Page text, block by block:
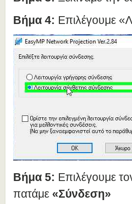
Βήμα 4: Επιλέγουμε
Βήμα 5: Επιλέγουμε
πατάμε «Σύνδεση»